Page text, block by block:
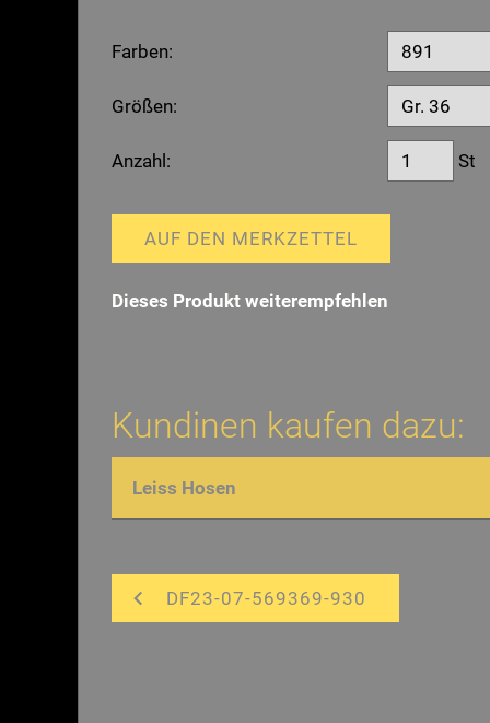
Farben:
Größen:
Anzahl: St
AUF DEN MERKZETTEL
Dieses Produkt weiterempfehlen
Kundinen kaufen dazu:
Leiss Hosen
DF23-07-569369-930